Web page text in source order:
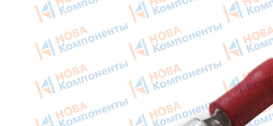
Приборные панели
Распродажа
Видеонаблюдение на транспорте GPS/